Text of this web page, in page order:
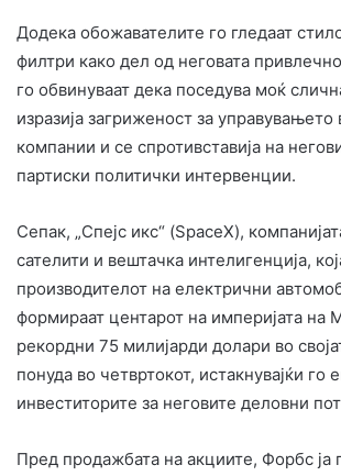
Додека обожавателите го гледаат
филтри како дел од неговата
го обвинуваат дека поседува моќ
изразија загриженост за управувањето
компании и се спротивставија на
партиски политички интервенции.
Сепак, „Спејс икс“ (SpaceX),
сателити и вештачка интелигенција,
производителот на електрични
формираат центарот на империјата на
рекордни 75 милијарди долари во
понуда во четвртокот, истакнувајќи го
инвеститорите за неговите деловни
Пред продажбата на акциите, Форбс ја